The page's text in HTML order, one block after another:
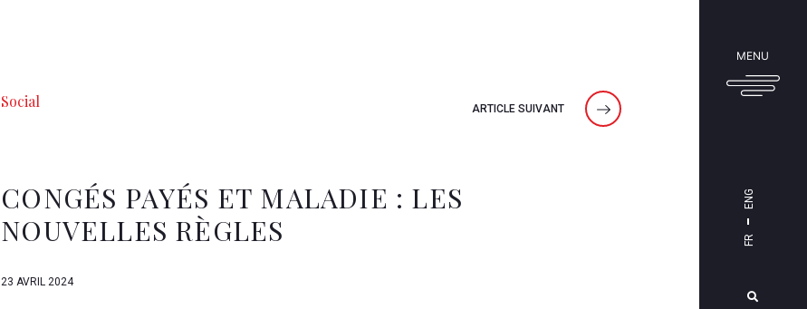
MENU
FR
ENG
Cabinet
Équipe
Solutions
&
Contact
Social ARTICLE SUIVANT
CONGÉS PAYÉS ET MALADIE : LES
NOUVELLES RÈGLES
23 AVRIL 2024